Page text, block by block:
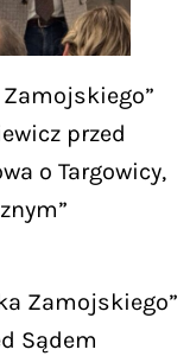
przed
o Targowicy,
Zamojskiego”
Sądem